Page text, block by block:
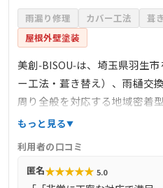
雨漏り修理 カバー工法 葺
屋根外壁塗装
美創‑BISOU‑は、埼玉県羽生
ー工法・葺き替え）、雨樋交
周り全般を対応する地域密着
含む茨城県境町や古河市、五
ポートも含めた“安心できるサ
でに大雪・雹害対応実績も豊
もっと見る
利用者の口コミ
匿名★★★★★ 5.0